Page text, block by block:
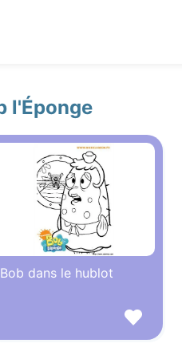
l'Éponge
Bob dans le hublot